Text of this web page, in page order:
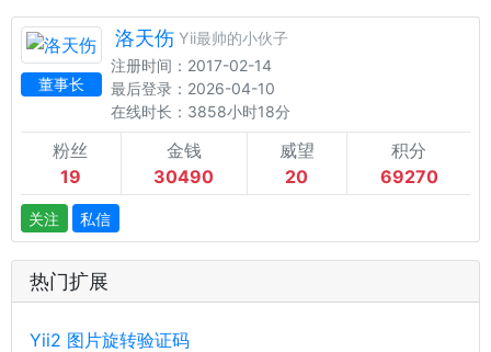
董事长
洛天伤 Yii最帅的小伙子
注册时间：2017-02-14
最后登录：2026-04-10
在线时长：3858小时18分
粉丝
19
金钱
30490
威望
20
积分
69270
关注 私信
热门扩展
Yii2 图片旋转验证码